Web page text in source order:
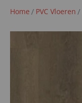
Home / PVC Vloeren /